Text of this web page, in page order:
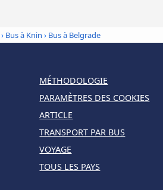
› Bus à Knin › Bus à Belgrade
MÉTHODOLOGIE
PARAMÈTRES DES COOKIES
ARTICLE
TRANSPORT PAR BUS
VOYAGE
TOUS LES PAYS